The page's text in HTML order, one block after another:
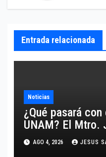
Entrada relacionada
Noticias
¿Qué pasará
UNAM? El Mtro.
comparte un
grano respecto a
AGO 4, 2026 JESUS